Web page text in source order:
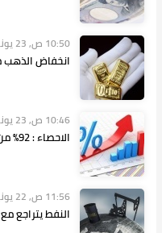
10:50 ص, 23 يونيو 2026
انخفاض الذهب
10:46 ص, 23 يونيو 2026
الاحصاء : 92% من الصادرات تتجه إلى إسرائيل.. والعج...
11:56 ص, 22 يونيو 2026
النفط يتراجع